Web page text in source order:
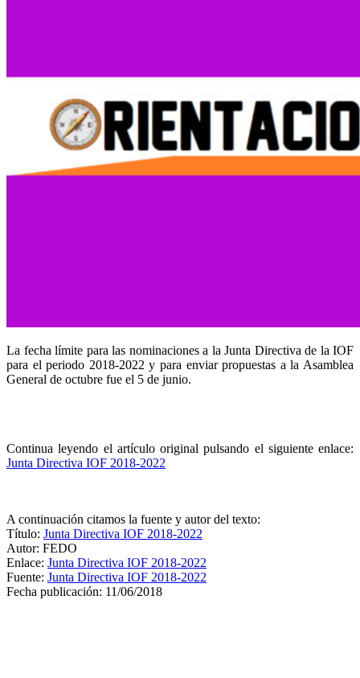
La fecha límite para las nominaciones a la Junta Directiva de la IOF
para el periodo 2018-2022 y para enviar propuestas a la Asamblea
General de octubre fue el 5 de junio.
Continua leyendo el artículo original pulsando el siguiente enlace:
Junta Directiva IOF 2018-2022
A continuación citamos la fuente y autor del texto:
Título: Junta Directiva IOF 2018-2022
Autor: FEDO
Enlace: Junta Directiva IOF 2018-2022
Fuente: Junta Directiva IOF 2018-2022
Fecha publicación: 11/06/2018